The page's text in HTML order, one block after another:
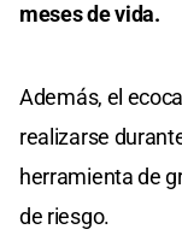
meses de vida.
Además, el
realizarse
herramienta de
de riesgo.